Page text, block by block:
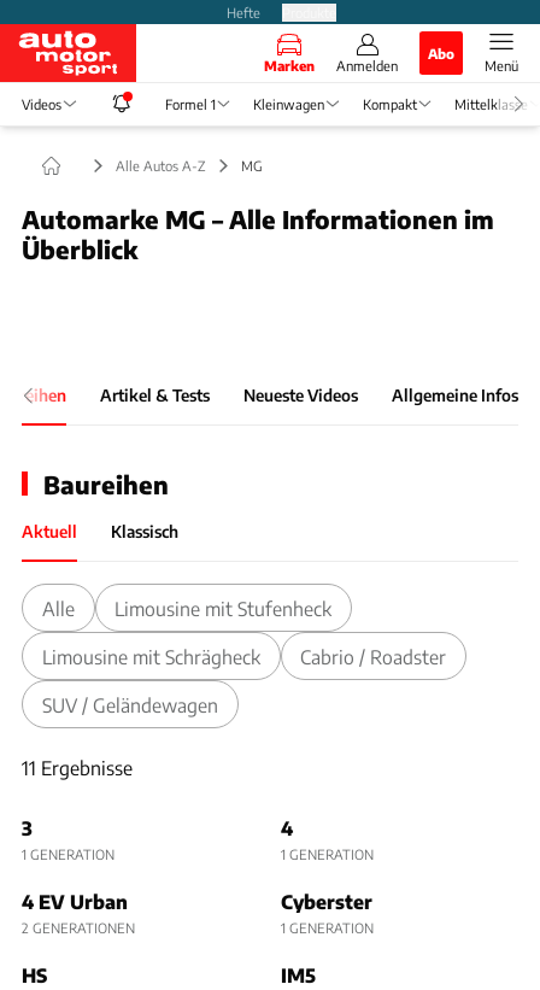
Hefte
Marken Anmelden
Abo
Menü
Videos Formel 1 Kleinwagen Kompakt Mittelklasse
Alle Autos A-Z MG
Automarke MG – Alle Informationen im
Überblick
Artikel & Tests Neueste Videos Allgemeine Infos
Baureihen
Aktuell Klassisch
Alle Limousine mit Stufenheck
Limousine mit Schrägheck Cabrio / Roadster
SUV / Geländewagen
11 Ergebnisse
3
1 GENERATION
4
1 GENERATION
4 EV Urban
2 GENERATIONEN
Cyberster
1 GENERATION
HS IM5